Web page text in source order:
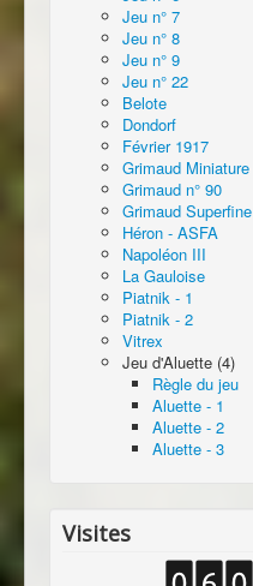
Jeu n° 7
Jeu n° 8
Jeu n° 9
Jeu n° 22
Belote
Dondorf
Février 1917
Grimaud Miniature
Grimaud n° 90
Grimaud Superfine
Héron - ASFA
Napoléon III
La Gauloise
Piatnik - 1
Piatnik - 2
Vitrex
Jeu d'Aluette (4)
Règle du jeu
Aluette - 1
Aluette - 2
Aluette - 3
Visites